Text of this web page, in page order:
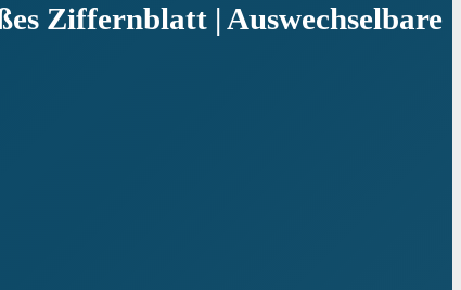
Ziffernblatt | Auswechselbare